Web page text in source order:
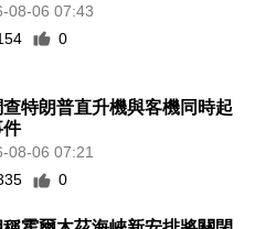
08-06 07:43
0
查特朗普直升機與客機同時起
件
08-06 07:21
0